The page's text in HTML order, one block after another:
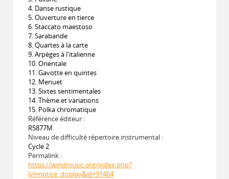
4. Danse rustique
5. Ouverture en tierce
6. Staccato maestoso
7. Sarabande
8. Quartes à la carte
9. Arpèges à l'italienne
10. Orientale
11. Gavotte en quintes
12. Menuet
13. Sixtes sentimentales
14. Thème et variations
15. Polka chromatique
Référence éditeur :
R5877M
Niveau de difficulté répertoire instrumental :
Cycle 2
Permalink :
https://windmusic.org/index.php?
lvl=notice_display&id=91464